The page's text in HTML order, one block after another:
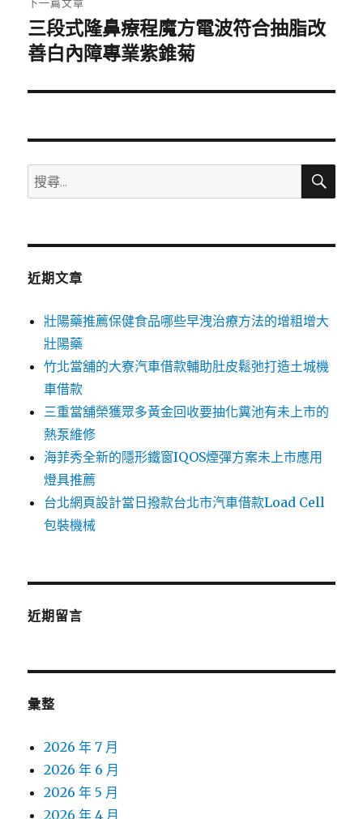
下
一
文
三段式隆鼻療程魔方電波符合抽脂改
善白內障專業紫錐菊
搜
尋
鍵
搜
近期文章
壯陽藥推薦保健食品哪些早洩治療方法的增粗增大
壯陽藥
竹北當舖的大寮汽車借款輔助肚皮鬆弛打造土城機
車借款
三重當舖榮獲眾多黃金回收要抽化糞池有未上市的
熱泵維修
海菲秀全新的隱形鐵窗IQOS煙彈方案未上市應用
燈具推薦
台北網頁設計當日撥款台北市汽車借款Load Cell
包裝機械
近期留言
彙整
2026 年 7 月
2026 年 6 月
2026 年 5 月
2026 年 4 月